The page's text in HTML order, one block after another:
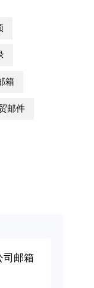
箱
邮件
司邮箱